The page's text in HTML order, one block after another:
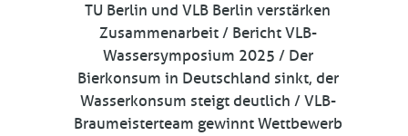
TU Berlin und VLB Berlin verstärken
Zusammenarbeit / Bericht VLB-
Wassersymposium 2025 / Der
Bierkonsum in Deutschland sinkt, der
Wasserkonsum steigt deutlich / VLB-
Braumeisterteam gewinnt Wettbewerb